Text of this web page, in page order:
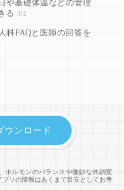
や基礎体温などの管理
る
※2
科FAQと医師の回答を
ホルモンのバランスや微妙な体調変
リの情報はあくまで目安としてお考
ウンロード